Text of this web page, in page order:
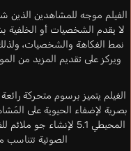
الفيلم موجه للمشاهدين الذين
لا يقدم الشخصيات أو
نمط الفكاهة والشخصيات،
ويركز على تقديم المزيد من
الفيلم يتميز برسوم متحركة
بصرية لإضفاء الحيوية على
المحيطي 5.1 لإنشاء
الصوتية تتناسب